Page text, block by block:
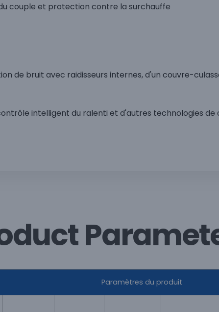
couple et protection contre la surchauffe
de bruit avec raidisseurs internes, d'un couvre-
intelligent du ralenti et d'autres technologies
Paramètres du produit